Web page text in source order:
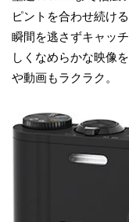
ピントを合わせ続け
瞬間を逃さずキャッ
しくなめらかな映像
や動画もラクラク。